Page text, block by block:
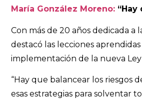
María González Moreno:
Con más de 20 años dedicada a
destacó las lecciones
implementación de la nueva
“Hay que balancear los riesgos
esas estrategias para solventar